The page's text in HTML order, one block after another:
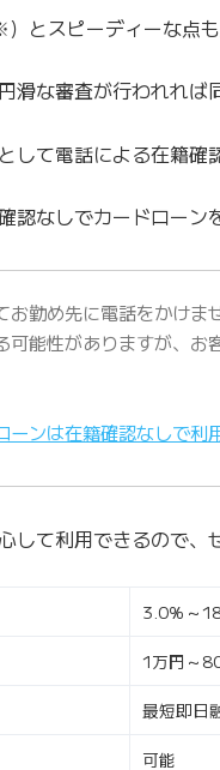
とスピーディーな点も
滑な審査が行われれば
して電話による在籍確
認なしでカードローン
お勤め先に電話をかけ
可能性がありますが、
ーンは在籍確認なしで利
して利用できるので、
3.0％～
1万円～
最短即日
可能